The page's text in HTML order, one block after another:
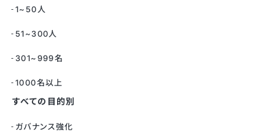
1~50人
51~300人
301~999名
1000名以上
すべての目的別
ガバナンス強化